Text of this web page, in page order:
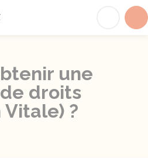
une
droits
?